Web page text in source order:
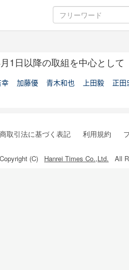
1日以降の取組を中心として
加藤優 青木和也 上田毅 正田
取引法に基づく表記 利用規約
Copyright (C) Hanrei Times Co.,Ltd. All